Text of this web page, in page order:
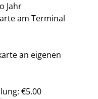
Jahr
am Terminal
an eigenen
€5.00